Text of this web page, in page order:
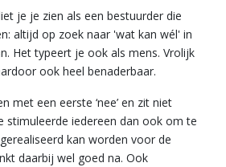
je je zien als een bestuurder die
altijd op zoek naar 'wat kan wél' in
Het typeert je ook als mens. Vrolijk
ook heel benaderbaar.
met een eerste ‘nee’ en zit niet
stimuleerde iedereen dan ook om te
kan worden voor de
daarbij wel goed na. Ook